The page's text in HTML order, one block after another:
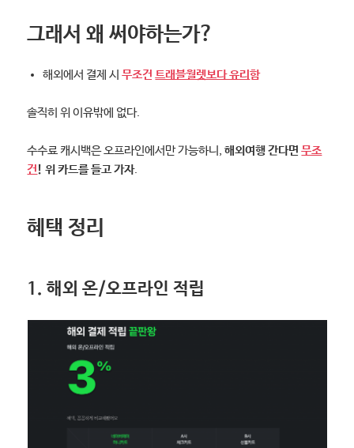
그래서 왜 써야하는가?
해외에서 결제 시무조건트래블월렛보다 유리함
솔직히 위 이유밖에 없다.
수수료 캐시백은 오프라인에서만 가능하니,해외여행 간다면무조
건! 위 카드를 들고 가자.
혜택 정리
1. 해외 온/오프라인 적립